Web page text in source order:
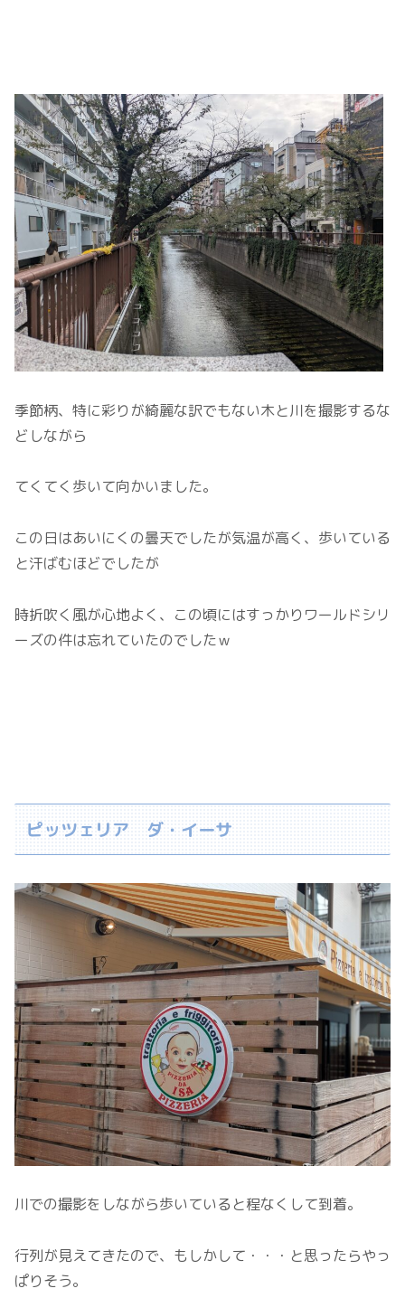
季節柄、特に彩りが綺麗な訳でもない木と川を撮影するな
どしながら
てくてく歩いて向かいました。
この日はあいにくの曇天でしたが気温が高く、歩いている
と汗ばむほどでしたが
時折吹く風が心地よく、この頃にはすっかりワールドシリ
ーズの件は忘れていたのでしたｗ
ピッツェリア ダ・イーサ
川での撮影をしながら歩いていると程なくして到着。
行列が見えてきたので、もしかして・・・と思ったらやっ
ぱりそう。